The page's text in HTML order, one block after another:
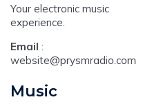
Your electronic music
experience.
Email :
website@prysmradio.com
Music